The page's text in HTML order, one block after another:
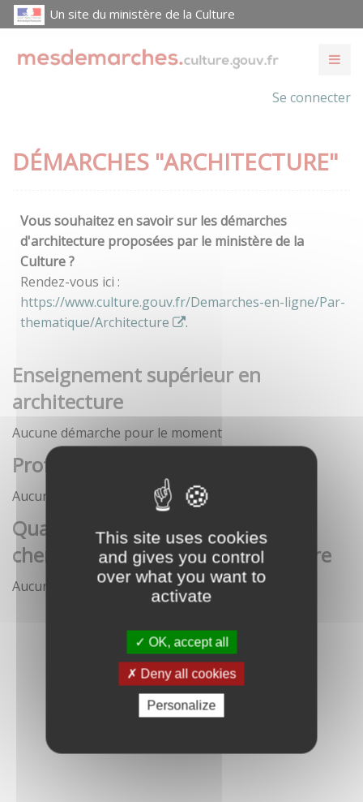
This site uses cookies
and gives you control
over what you want to
activate
OK, accept all
Deny all cookies
Personalize
Un site du ministère de la Culture
Se connecter
DÉMARCHES "ARCHITECTURE"
Vous souhaitez en savoir sur les démarches
d'architecture proposées par le ministère de la
Culture ?
Rendez-vous ici :
https://www.culture.gouv.fr/Demarches-en-ligne/Par-
thematique/Architecture
.
Enseignement supérieur en
architecture
Aucune démarche pour le moment
Profession architecte
Aucune démarche pour le moment
Qualification des enseignants-
chercheurs en écoles d'architecture
Aucune démarche pour le moment